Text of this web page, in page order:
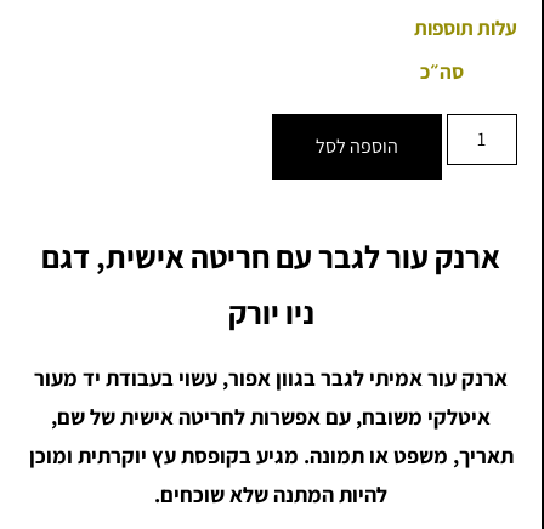
עלות תוספות
סה״כ
הוספה לסל
ארנק עור לגבר עם חריטה אישית, דגם
ניו יורק
ארנק עור אמיתי לגבר בגוון אפור, עשוי בעבודת יד מעור
איטלקי משובח, עם אפשרות לחריטה אישית של שם,
תאריך, משפט או תמונה. מגיע בקופסת עץ יוקרתית ומוכן
להיות המתנה שלא שוכחים.